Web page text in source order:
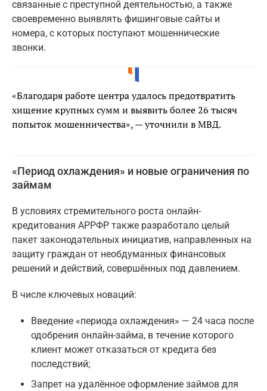
связанные с преступной деятельностью, а также
своевременно выявлять фишинговые сайты и
номера, с которых поступают мошеннические
звонки.
«Благодаря работе центра удалось предотвратить
хищение крупных сумм и выявить более 26 тысяч
попыток мошенничества», — уточнили в МВД.
«Период охлаждения» и новые ограничения по
займам
В условиях стремительного роста онлайн-
кредитования АРРФР также разработало целый
пакет законодательных инициатив, направленных на
защиту граждан от необдуманных финансовых
решений и действий, совершённых под давлением.
В числе ключевых новаций:
Введение «периода охлаждения» — 24 часа после
одобрения онлайн-займа, в течение которого
клиент может отказаться от кредита без
последствий;
Запрет на удалённое оформление займов для